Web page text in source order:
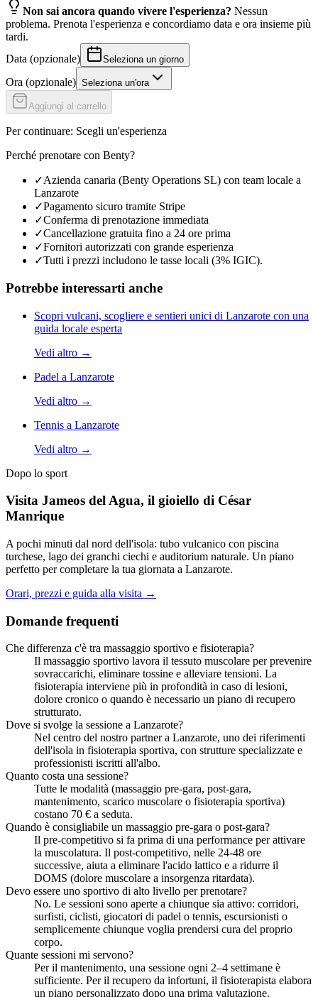
Non sai ancora quando vivere l'esperienza? Nessun
problema. Prenota l'esperienza e concordiamo data e ora insieme più
tardi.
Data (opzionale) Seleziona un giorno
Ora (opzionale) Seleziona un'ora
Aggiungi al carrello
Per continuare: Scegli un'esperienza
Perché prenotare con Benty?
✓Azienda canaria (Benty Operations SL) con team locale a
Lanzarote
✓Pagamento sicuro tramite Stripe
✓Conferma di prenotazione immediata
✓Cancellazione gratuita fino a 24 ore prima
✓Fornitori autorizzati con grande esperienza
✓Tutti i prezzi includono le tasse locali (3% IGIC).
Potrebbe interessarti anche
Scopri vulcani, scogliere e sentieri unici di Lanzarote con una
guida locale esperta
Vedi altro →
Padel a Lanzarote
Vedi altro →
Tennis a Lanzarote
Vedi altro →
Dopo lo sport
Visita Jameos del Agua, il gioiello di César
Manrique
A pochi minuti dal nord dell'isola: tubo vulcanico con piscina
turchese, lago dei granchi ciechi e auditorium naturale. Un piano
perfetto per completare la tua giornata a Lanzarote.
Orari, prezzi e guida alla visita →
Domande frequenti
Che differenza c'è tra massaggio sportivo e fisioterapia?
Il massaggio sportivo lavora il tessuto muscolare per prevenire
sovraccarichi, eliminare tossine e alleviare tensioni. La
fisioterapia interviene più in profondità in caso di lesioni,
dolore cronico o quando è necessario un piano di recupero
strutturato.
Dove si svolge la sessione a Lanzarote?
Nel centro del nostro partner a Lanzarote, uno dei riferimenti
dell'isola in fisioterapia sportiva, con strutture specializzate e
professionisti iscritti all'albo.
Quanto costa una sessione?
Tutte le modalità (massaggio pre-gara, post-gara,
mantenimento, scarico muscolare o fisioterapia sportiva)
costano 70 € a seduta.
Quando è consigliabile un massaggio pre-gara o post-gara?
Il pre-competitivo si fa prima di una performance per attivare
la muscolatura. Il post-competitivo, nelle 24-48 ore
successive, aiuta a eliminare l'acido lattico e a ridurre il
DOMS (dolore muscolare a insorgenza ritardata).
Devo essere uno sportivo di alto livello per prenotare?
No. Le sessioni sono aperte a chiunque sia attivo: corridori,
surfisti, ciclisti, giocatori di padel o tennis, escursionisti o
semplicemente chiunque voglia prendersi cura del proprio
corpo.
Quante sessioni mi servono?
Per il mantenimento, una sessione ogni 2–4 settimane è
sufficiente. Per il recupero da infortuni, il fisioterapista elabora
un piano personalizzato dopo una prima valutazione.